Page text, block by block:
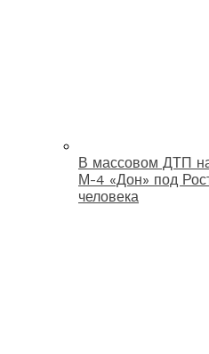
В массовом ДТП
М-4 «Дон» под
человека